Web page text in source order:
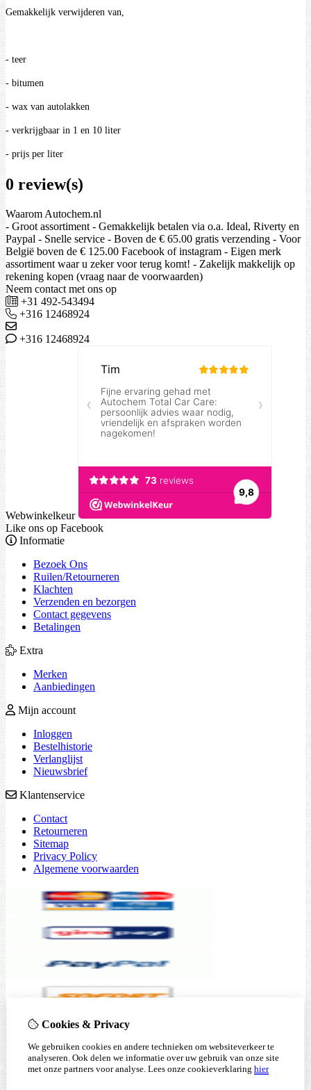
Gemakkelijk verwijderen van,
- teer
- bitumen
- wax van autolakken
- verkrijgbaar in 1 en 10 liter
- prijs per liter
0 review(s)
Waarom Autochem.nl
- Groot assortiment - Gemakkelijk betalen via o.a. Ideal, Riverty en
Paypal - Snelle service - Boven de € 65.00 gratis verzending - Voor
België boven de € 125.00 Facebook of instagram - Eigen merk
assortiment waar u zeker voor terug komt! - Zakelijk makkelijk op
rekening kopen (vraag naar de voorwaarden)
Neem contact met ons op
+31 492-543494
+316 12468924
+316 12468924
Webwinkelkeur
Like ons op Facebook
Informatie
Bezoek Ons
Ruilen/Retourneren
Klachten
Verzenden en bezorgen
Contact gegevens
Betalingen
Extra
Merken
Aanbiedingen
Mijn account
Inloggen
Bestelhistorie
Verlanglijst
Nieuwsbrief
Klantenservice
Contact
Retourneren
Sitemap
Privacy Policy
Algemene voorwaarden
Cookies & Privacy
We gebruiken cookies en andere technieken om websiteverkeer te
analyseren. Ook delen we informatie over uw gebruik van onze site
met onze partners voor analyse. Lees onze cookieverklaring hier